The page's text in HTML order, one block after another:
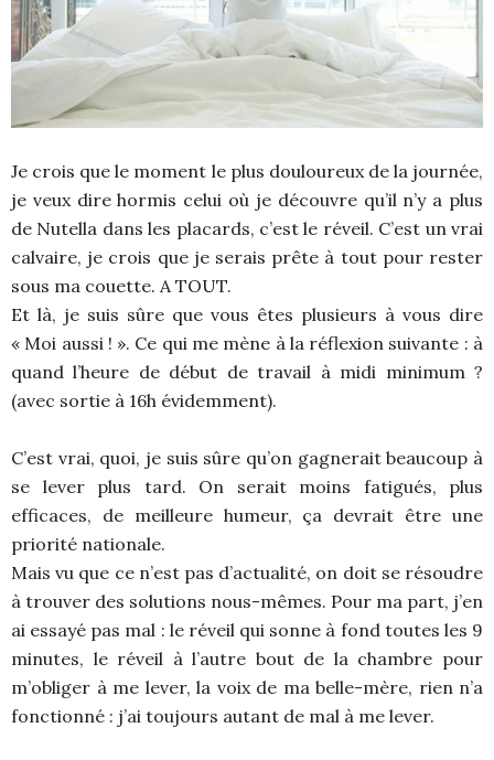
Je crois que le moment le plus douloureux de la journée,
je veux dire hormis celui où je découvre qu’il n’y a plus
de Nutella dans les placards, c’est le réveil. C’est un vrai
calvaire, je crois que je serais prête à tout pour rester
sous ma couette. A TOUT.
Et là, je suis sûre que vous êtes plusieurs à vous dire
« Moi aussi ! ». Ce qui me mène à la réflexion suivante : à
quand l’heure de début de travail à midi minimum ?
(avec sortie à 16h évidemment).
C’est vrai, quoi, je suis sûre qu’on gagnerait beaucoup à
se lever plus tard. On serait moins fatigués, plus
efficaces, de meilleure humeur, ça devrait être une
priorité nationale.
Mais vu que ce n’est pas d’actualité, on doit se résoudre
à trouver des solutions nous-mêmes. Pour ma part, j’en
ai essayé pas mal : le réveil qui sonne à fond toutes les 9
minutes, le réveil à l’autre bout de la chambre pour
m’obliger à me lever, la voix de ma belle-mère, rien n’a
fonctionné : j’ai toujours autant de mal à me lever.